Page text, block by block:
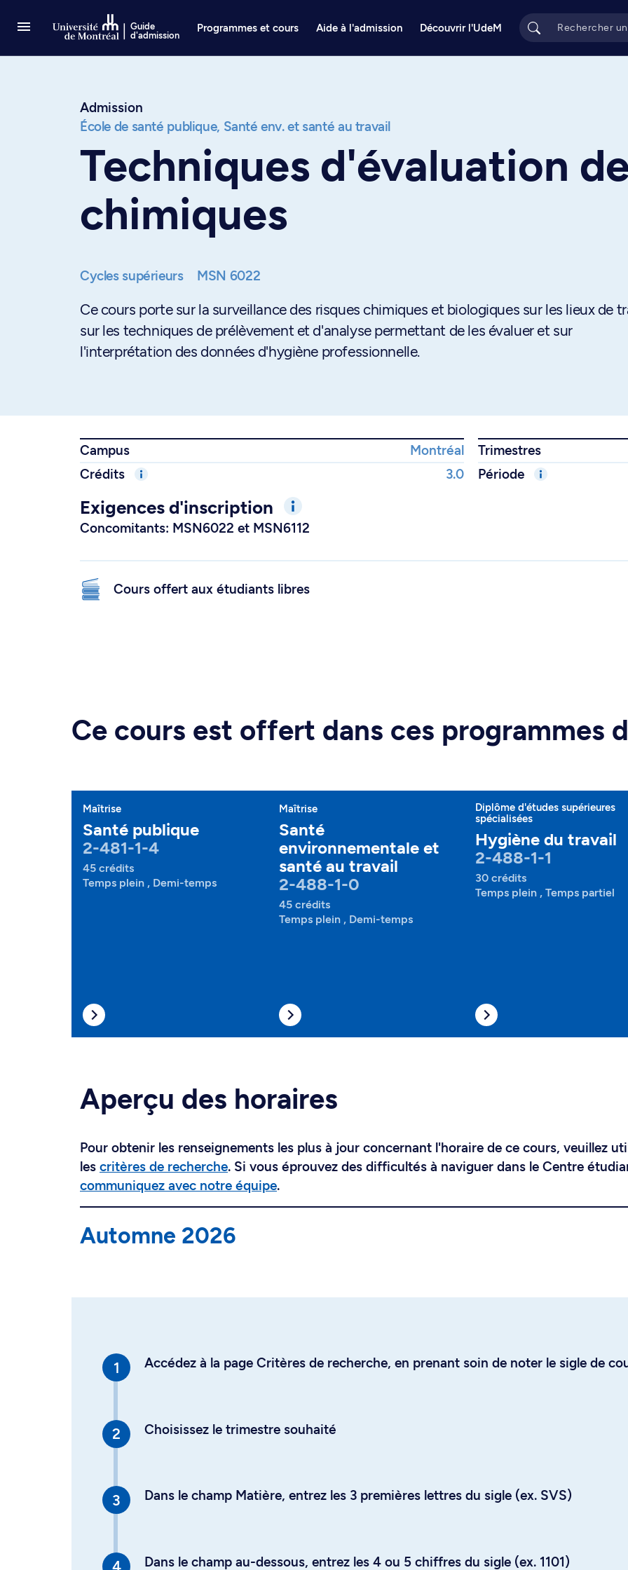
Guide
d'admission
Programmes et cours Aide à l'admission Découvrir l'UdeM
Admission
École de santé publique, Santé env. et santé au travail
Techniques d'évaluation
chimiques
Cycles supérieurs MSN 6022
Ce cours porte sur la surveillance des risques chimiques et biologiques sur les lieux de
sur les techniques de prélèvement et d'analyse permettant de les évaluer et sur
l'interprétation des données d'hygiène professionnelle.
Campus Montréal Trimestres
Crédits
3.0 Période
Exigences d'inscription
Concomitants: MSN6022 et MSN6112
Cours offert aux étudiants libres
Ce cours est offert dans ces programmes
Maîtrise
Santé publique
2-481-1-4
45 crédits
Temps plein , Demi-temps
Maîtrise
Santé
environnementale et
santé au travail
2-488-1-0
45 crédits
Temps plein , Demi-temps
Diplôme d'études supérieures
spécialisées
Hygiène du travail
2-488-1-1
30 crédits
Temps plein , Temps partiel
Aperçu des horaires
Pour obtenir les renseignements les plus à jour concernant l'horaire de ce cours, veuillez
les critères de recherche. Si vous éprouvez des difficultés à naviguer dans le Centre
communiquez avec notre équipe.
Automne 2026
Accédez à la page Critères de recherche, en prenant soin de noter le sigle de
Choisissez le trimestre souhaité
Dans le champ Matière, entrez les 3 premières lettres du sigle (ex. SVS)
Dans le champ au-dessous, entrez les 4 ou 5 chiffres du sigle (ex. 1101)